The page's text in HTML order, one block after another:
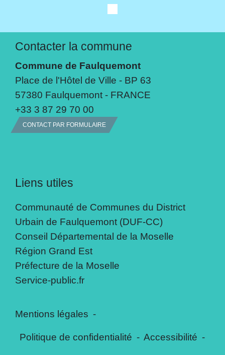
Contacter la commune
Commune de Faulquemont
Place de l'Hôtel de Ville - BP 63
57380 Faulquemont - FRANCE
+33 3 87 29 70 00
CONTACT PAR FORMULAIRE
Liens utiles
Communauté de Communes du District
Urbain de Faulquemont (DUF-CC)
Conseil Départemental de la Moselle
Région Grand Est
Préfecture de la Moselle
Service-public.fr
Mentions légales -
Politique de confidentialité - Accessibilité -